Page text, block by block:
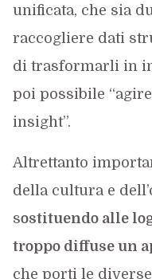
unificata, che sia
raccogliere dati
di trasformarli in
poi possibile
insight”.
Altrettanto
della cultura e
sostituendo alle
troppo diffuse un
che porti le